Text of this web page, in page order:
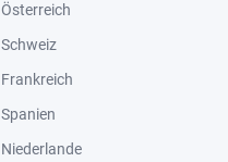
Österreich
Schweiz
Frankreich
Spanien
Niederlande